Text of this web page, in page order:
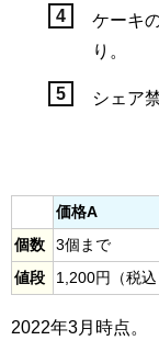
ケーキ
り。
シェア
価格A
個数
3個まで
値段
1,200円 （税込
2022年3月時点。